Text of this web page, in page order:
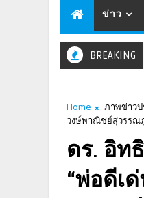
ข่าว
BREAKING
Home ภาพข่าว
วงษ์พาณิชย์สุวรรณ
ดร. อิท
“พ่อดีเ